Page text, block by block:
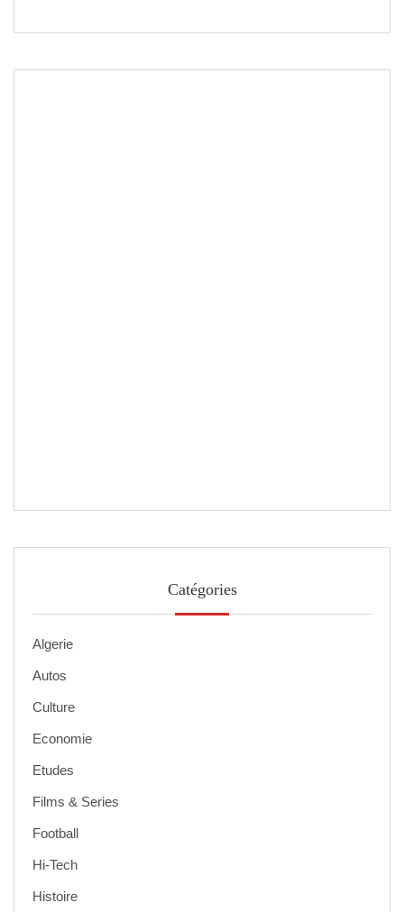
Catégories
Algerie
Autos
Culture
Economie
Etudes
Films & Series
Football
Hi-Tech
Histoire